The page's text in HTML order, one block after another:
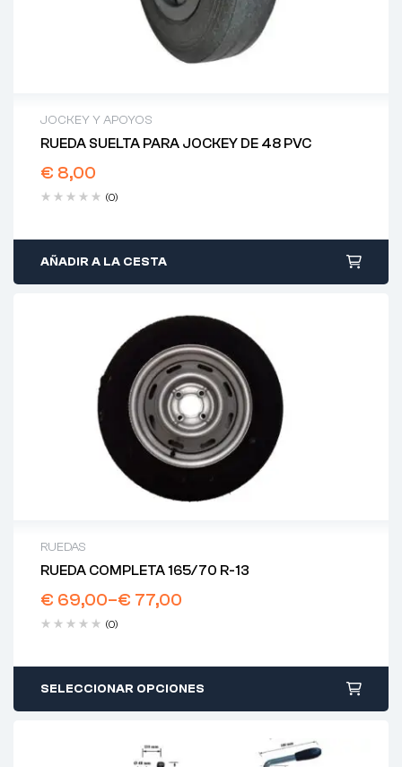
JOCKEY Y APOYOS
RUEDA SUELTA PARA JOCKEY DE 48 PVC
€ 8,00
(0)
AÑADIR A LA CESTA
RUEDAS
RUEDA COMPLETA 165/70 R-13
€ 69,00–€ 77,00
(0)
SELECCIONAR OPCIONES